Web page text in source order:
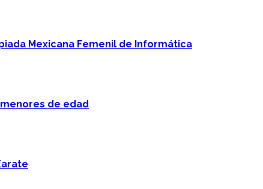
Mexicana Femenil de Informática
de edad